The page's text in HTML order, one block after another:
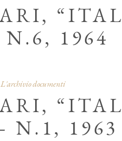
1964
L'archivio documenti
N.1, 1963